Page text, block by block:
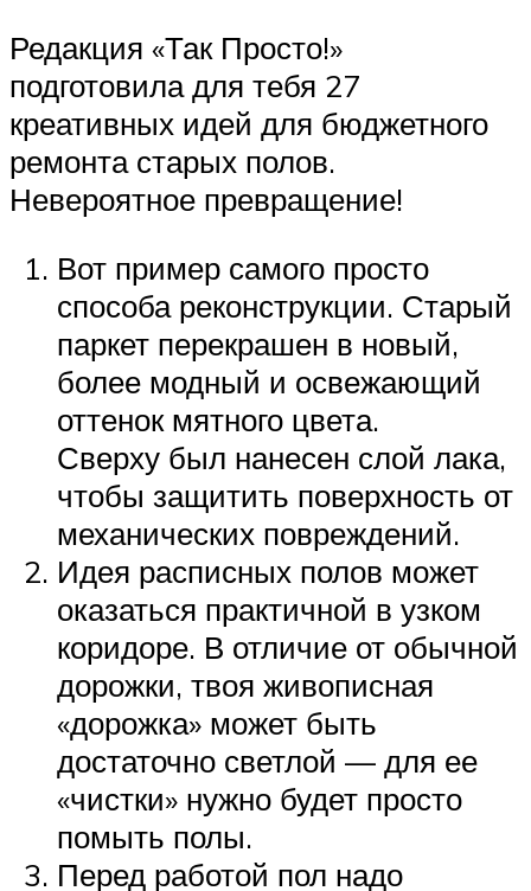
Редакция «Так Просто!»
подготовила для тебя 27
креативных идей для бюджетного
ремонта старых полов.
Невероятное превращение!
Вот пример самого просто
способа реконструкции. Старый
паркет перекрашен в новый,
более модный и освежающий
оттенок мятного цвета.
Сверху был нанесен слой лака,
чтобы защитить поверхность от
механических повреждений.
Идея расписных полов может
оказаться практичной в узком
коридоре. В отличие от обычной
дорожки, твоя живописная
«дорожка» может быть
достаточно светлой — для ее
«чистки» нужно будет просто
помыть полы.
Перед работой пол надо